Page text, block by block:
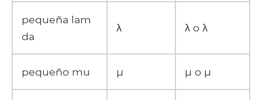
pequeña lam
da
λ λ o λ
pequeño mu μ μ o μ